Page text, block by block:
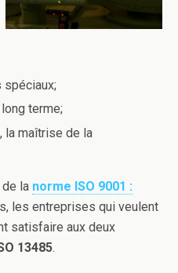
spéciaux;
terme;
la maîtrise de la
la norme ISO 9001 :
les entreprises qui veulent
satisfaire aux deux
13485.